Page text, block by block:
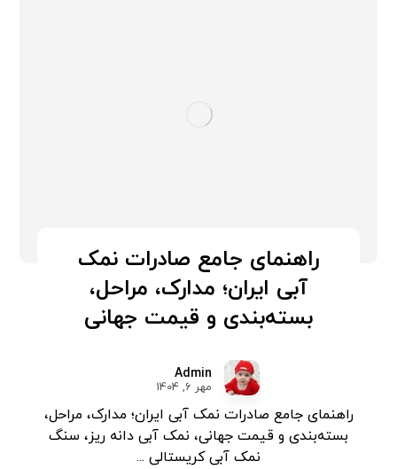
راهنمای جامع صادرات نمک
آبی ایران؛ مدارک، مراحل،
بسته‌بندی و قیمت جهانی
Admin
مهر 6, 1404
راهنمای جامع صادرات نمک آبی ایران؛ مدارک، مراحل،
بسته‌بندی و قیمت جهانی، نمک آبی دانه ریز، سنگ
نمک آبی کریستالی ...